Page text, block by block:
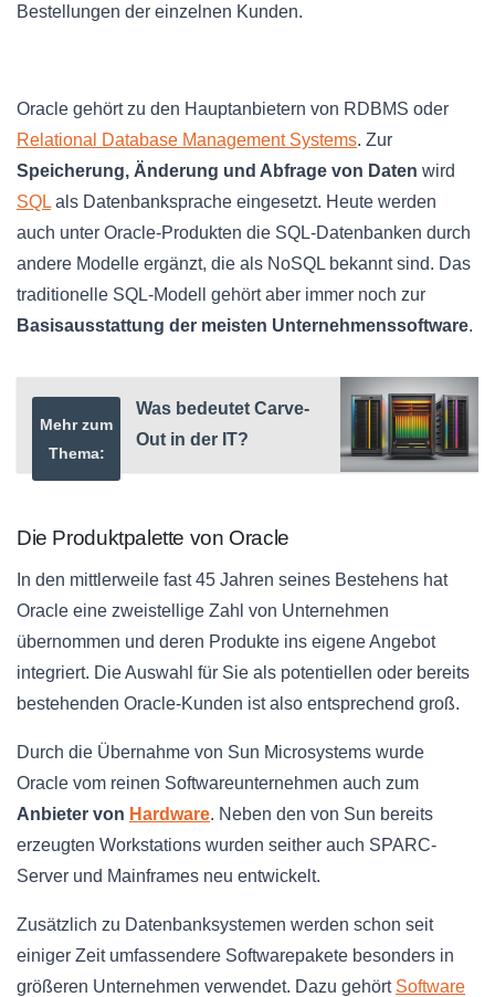
Bestellungen der einzelnen Kunden.
Oracle gehört zu den Hauptanbietern von RDBMS oder
Relational Database Management Systems. Zur
Speicherung, Änderung und Abfrage von Daten wird
SQL als Datenbanksprache eingesetzt. Heute werden
auch unter Oracle-Produkten die SQL-Datenbanken durch
andere Modelle ergänzt, die als NoSQL bekannt sind. Das
traditionelle SQL-Modell gehört aber immer noch zur
Basisausstattung der meisten Unternehmenssoftware.
Mehr zum
Thema:
Was bedeutet Carve-
Out in der IT?
Die Produktpalette von Oracle
In den mittlerweile fast 45 Jahren seines Bestehens hat
Oracle eine zweistellige Zahl von Unternehmen
übernommen und deren Produkte ins eigene Angebot
integriert. Die Auswahl für Sie als potentiellen oder bereits
bestehenden Oracle-Kunden ist also entsprechend groß.
Durch die Übernahme von Sun Microsystems wurde
Oracle vom reinen Softwareunternehmen auch zum
Anbieter von Hardware. Neben den von Sun bereits
erzeugten Workstations wurden seither auch SPARC-
Server und Mainframes neu entwickelt.
Zusätzlich zu Datenbanksystemen werden schon seit
einiger Zeit umfassendere Softwarepakete besonders in
größeren Unternehmen verwendet. Dazu gehört Software